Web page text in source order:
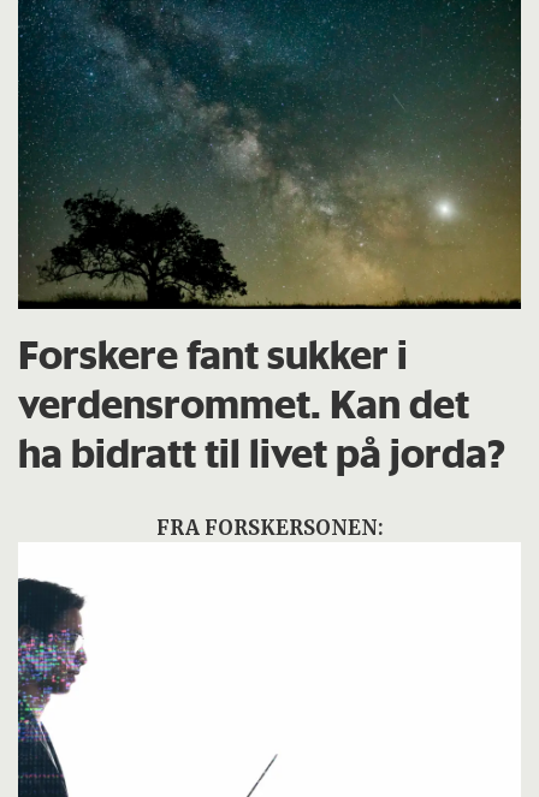
Forskere fant sukker i
verdensrommet. Kan det
ha bidratt til livet på jorda?
FRA FORSKERSONEN: